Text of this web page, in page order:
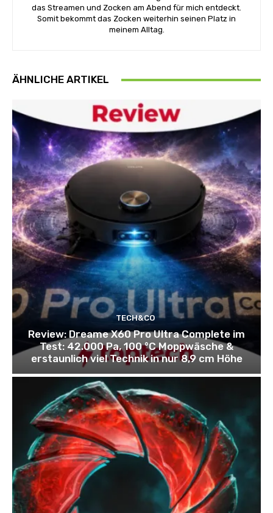
das Streamen und Zocken am Abend für mich entdeckt.
Somit bekommt das Zocken weiterhin seinen Platz in
meinem Alltag.
ÄHNLICHE ARTIKEL
TECH&CO
Review: Dreame X60 Pro Ultra Complete im
Test: 42.000 Pa, 100 °C Moppwäsche &
erstaunlich viel Technik in nur 8,9 cm Höhe